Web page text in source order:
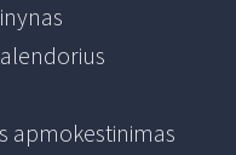
apmokestinimas